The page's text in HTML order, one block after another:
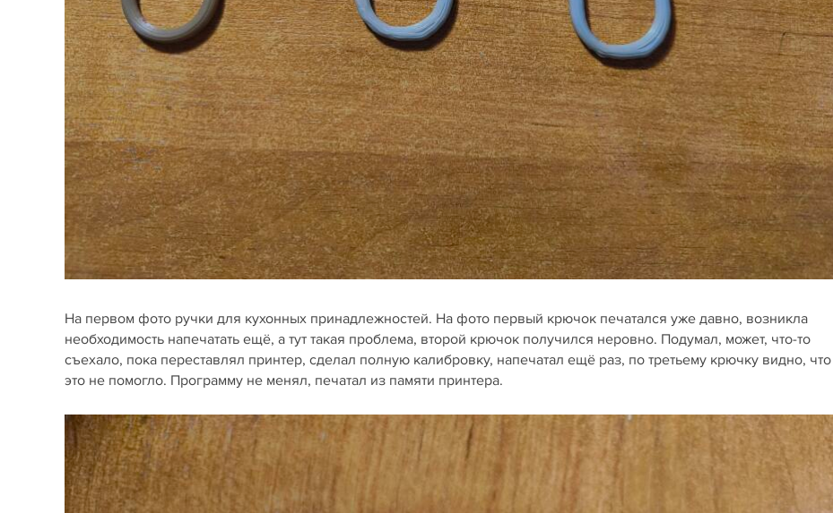
На первом фото ручки для кухонных принадлежностей. На фото первый крючок печатался уже давно, возникла
необходимость напечатать ещё, а тут такая проблема, второй крючок получился неровно. Подумал, может, что-то
съехало, пока переставлял принтер, сделал полную калибровку, напечатал ещё раз, по третьему крючку видно, что
это не помогло. Программу не менял, печатал из памяти принтера.